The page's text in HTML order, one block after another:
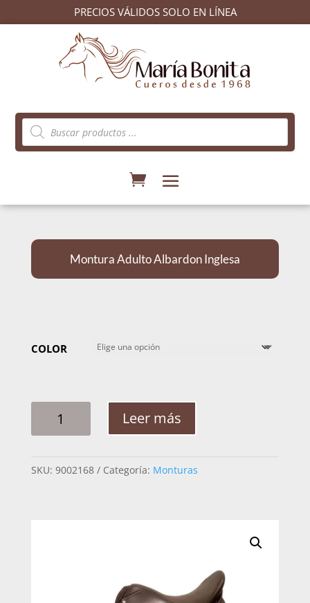
PRECIOS VÁLIDOS SOLO EN LÍNEA
Búsqueda
de
productos
Montura Adulto Albardon Inglesa
COLOR
ADULTO
CANTIDAD
Leer más
SKU: 9002168 Categoría: Monturas